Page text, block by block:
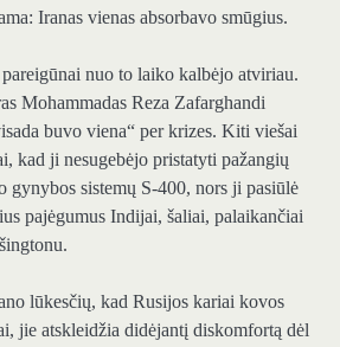
Iranas vienas absorbavo smūgius.
nuo to laiko kalbėjo atviriau.
Mohammadas Reza Zafarghandi
buvo viena“ per krizes. Kiti viešai
kad ji nesugebėjo pristatyti pažangių
gynybos sistemų S-400, nors ji pasiūlė
pajėgumus Indijai, šaliai, palaikančiai
lūkesčių, kad Rusijos kariai kovos
jie atskleidžia didėjantį diskomfortą dėl